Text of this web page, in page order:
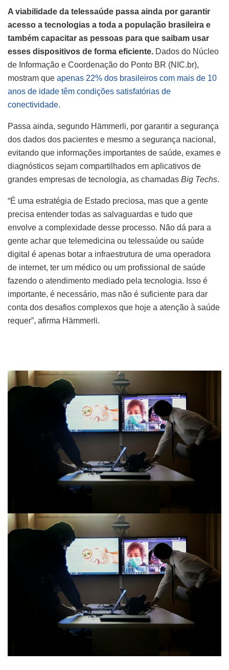
A viabilidade da telessaúde passa ainda por garantir
acesso a tecnologias a toda a população brasileira e
também capacitar as pessoas para que saibam usar
esses dispositivos de forma eficiente. Dados do Núcleo
de Informação e Coordenação do Ponto BR (NIC.br),
mostram que apenas 22% dos brasileiros com mais de 10
anos de idade têm condições satisfatórias de
conectividade.
Passa ainda, segundo Hämmerli, por garantir a segurança
dos dados dos pacientes e mesmo a segurança nacional,
evitando que informações importantes de saúde, exames e
diagnósticos sejam compartilhados em aplicativos de
grandes empresas de tecnologia, as chamadas Big Techs.
“É uma estratégia de Estado preciosa, mas que a gente
precisa entender todas as salvaguardas e tudo que
envolve a complexidade desse processo. Não dá para a
gente achar que telemedicina ou telessaúde ou saúde
digital é apenas botar a infraestrutura de uma operadora
de internet, ter um médico ou um profissional de saúde
fazendo o atendimento mediado pela tecnologia. Isso é
importante, é necessário, mas não é suficiente para dar
conta dos desafios complexos que hoje a atenção à saúde
requer”, afirma Hämmerli.